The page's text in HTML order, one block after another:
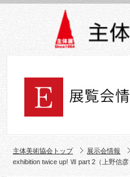
主体美術協会トップ
展示会情報
exhibition twice up! Ⅶ part 2（上野信彦